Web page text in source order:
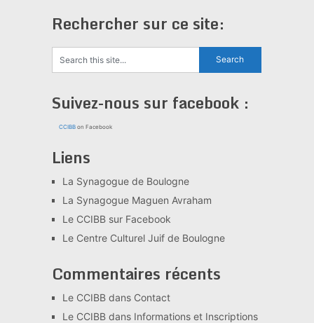
Rechercher sur ce site:
Suivez-nous sur facebook :
CCIBBon Facebook
Liens
La Synagogue de Boulogne
La Synagogue Maguen Avraham
Le CCIBB sur Facebook
Le Centre Culturel Juif de Boulogne
Commentaires récents
Le CCIBBdans Contact
Le CCIBBdans Informations et Inscriptions